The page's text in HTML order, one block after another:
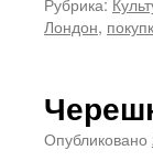
Лондон,
Опубликовано